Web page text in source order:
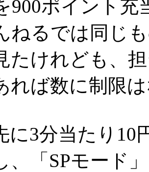
900ポイント充
ねるでは同じ
たけれども、
れば数に制限
3分当たり10
、「SPモード